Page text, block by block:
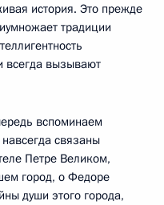
история. Это прежде
традиции
всегда вызывают
вспоминаем
связаны
Петре Великом,
город, о Федоре
души этого города,